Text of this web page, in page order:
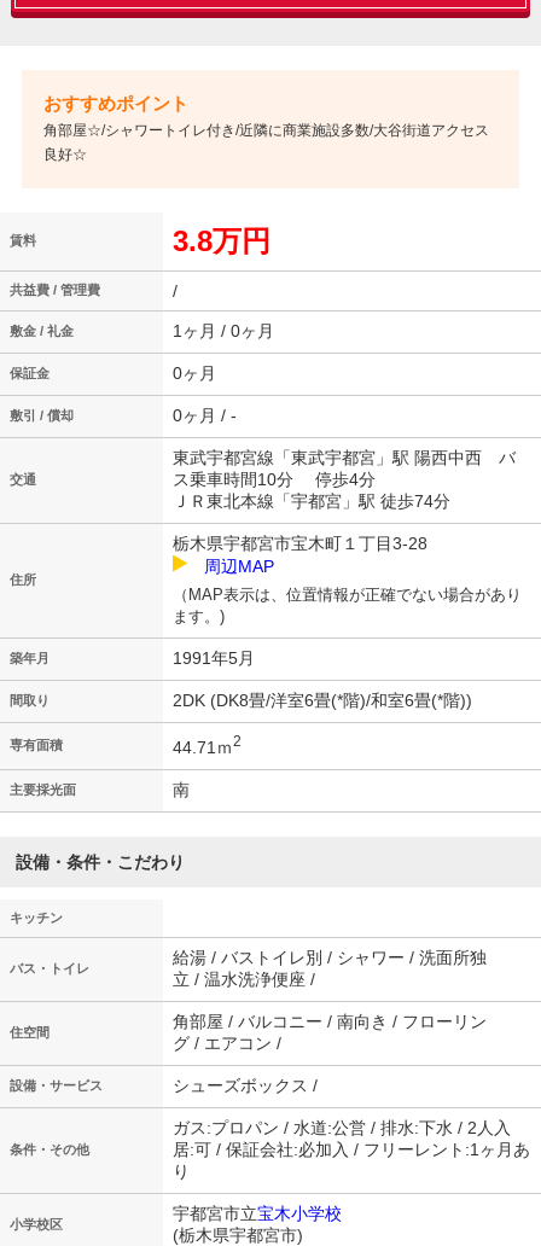
角部屋☆/シャワートイレ付き/近隣に商業施設多数/大谷街道アクセス
良好☆
賃料 3.8万円
共益費 / 管理費 /
敷金 / 礼金 1ヶ月 / 0ヶ月
保証金 0ヶ月
敷引 / 償却 0ヶ月 / -
交通
東武宇都宮線「東武宇都宮」駅 陽西中西 バ
ス乗車時間10分 停歩4分
ＪＲ東北本線「宇都宮」駅 徒歩74分
住所
栃木県宇都宮市宝木町１丁目3-28
周辺MAP
（MAP表示は、位置情報が正確でない場合があり
ます。)
築年月 1991年5月
間取り 2DK (DK8畳/洋室6畳(*階)/和室6畳(*階))
専有面積 44.71ｍ2
主要採光面 南
設備・条件・こだわり
キッチン
バス・トイレ
給湯 / バストイレ別 / シャワー / 洗面所独
立 / 温水洗浄便座 /
住空間
角部屋 / バルコニー / 南向き / フローリン
グ / エアコン /
設備・サービス シューズボックス /
条件・その他
ガス:プロパン / 水道:公営 / 排水:下水 / 2人入
居:可 / 保証会社:必加入 / フリーレント:1ヶ月あ
り
小学校区
宇都宮市立宝木小学校
(栃木県宇都宮市)